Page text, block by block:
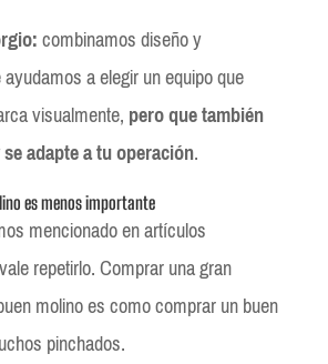
combinamos diseño y
a elegir un equipo que
visualmente,pero que también
adapte a tu operación.
es menos importante
mencionado en artículos
repetirlo. Comprar una gran
molino es como comprar un buen
pinchados.